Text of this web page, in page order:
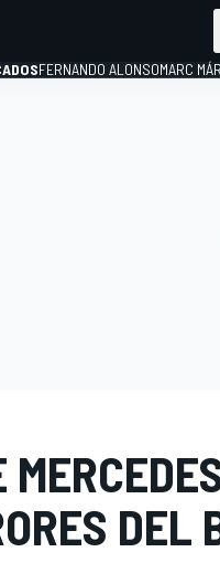
FERNANDO ALONSOMARC
DEL